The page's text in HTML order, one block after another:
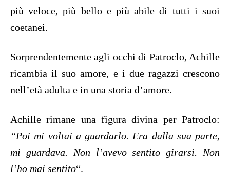
più veloce, più bello e più abile di tutti i suoi
coetanei.
Sorprendentemente agli occhi di Patroclo, Achille
ricambia il suo amore, e i due ragazzi crescono
nell’età adulta e in una storia d’amore.
Achille rimane una figura divina per Patroclo:
“Poi mi voltai a guardarlo. Era dalla sua parte,
mi guardava. Non l’avevo sentito girarsi. Non
l’ho mai sentito“.